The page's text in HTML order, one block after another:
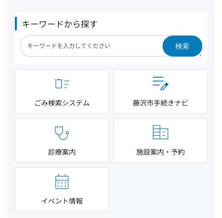
キーワードから探す
検索
ごみ検索システム 藤沢市手続きナビ
診療案内 施設案内・予約
イベント情報